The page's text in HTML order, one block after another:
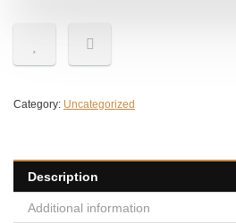
Category: Uncategorized
Description
Additional information